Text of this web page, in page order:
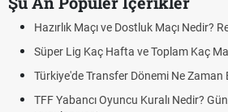
ve Dostluk Maçı Nedir? Resmî Maçlardan
Hafta ve Toplam Kaç Maç Oynanır?
Dönemi Ne Zaman Başlıyor ve Bitiyor?
Oyuncu Kuralı Nedir? Güncel Sezonda Nasıl